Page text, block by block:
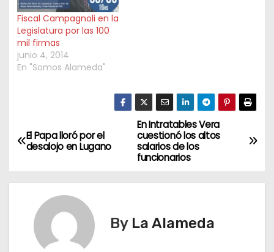
Fiscal Campagnoli en la
Legislatura por las 100
mil firmas
junio 4, 2014
En "Somos Alameda"
N
a
v
En Intratables Vera
cuestionó los altos
salarios de los
funcionarios
El Papa lloró por el
desalojo en Lugano
By La Alameda